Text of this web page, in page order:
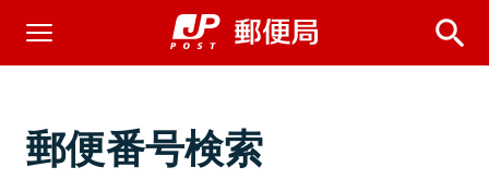
郵便番号検索